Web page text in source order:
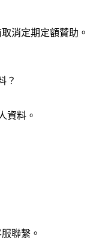
消定期定額贊助。
？
資料。
聯繫。